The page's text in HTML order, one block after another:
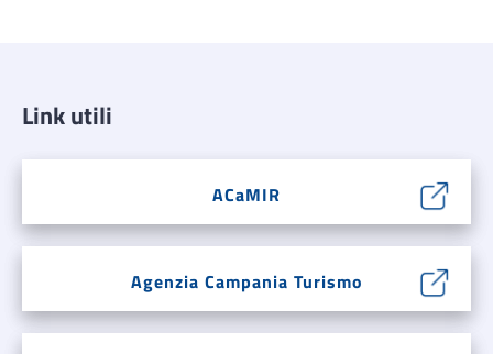
Link utili
ACaMIR
Agenzia Campania Turismo